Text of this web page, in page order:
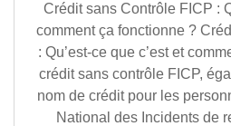
Crédit sans Contrôle FICP :
comment ça fonctionne ?
: Qu’est-ce que c’est et
crédit sans contrôle FICP,
nom de crédit pour les
National des Incidents de